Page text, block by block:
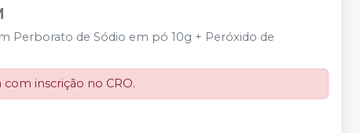
Perborato de Sódio em pó 10g + Peróxido de
inscrição no CRO.